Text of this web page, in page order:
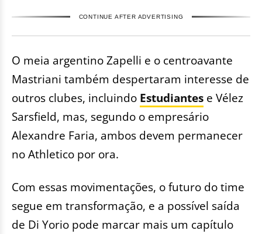
CONTINUE AFTER ADVERTISING
O meia argentino Zapelli e o centroavante
Mastriani também despertaram interesse de
outros clubes, incluindo Estudiantes e Vélez
Sarsfield, mas, segundo o empresário
Alexandre Faria, ambos devem permanecer
no Athletico por ora.
Com essas movimentações, o futuro do time
segue em transformação, e a possível saída
de Di Yorio pode marcar mais um capítulo